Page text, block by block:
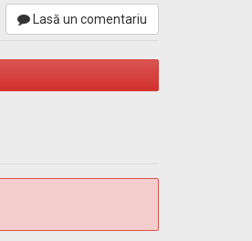
să se asigure
18.
Lasă un comentariu